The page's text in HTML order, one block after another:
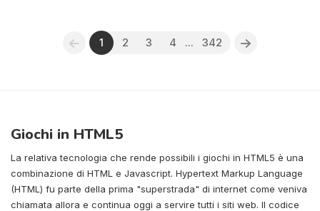
1 2 3 4 ... 342
Giochi in HTML5
La relativa tecnologia che rende possibili i giochi in HTML5 è una
combinazione di HTML e Javascript. Hypertext Markup Language
(HTML) fu parte della prima "superstrada" di internet come veniva
chiamata allora e continua oggi a servire tutti i siti web. Il codice